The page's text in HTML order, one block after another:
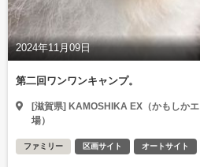
2024年11月09日
第二回ワンワンキャンプ。
[滋賀県] KAMOSHIKA EX（かもしか
場）
ファミリー 区画サイト オートサイト